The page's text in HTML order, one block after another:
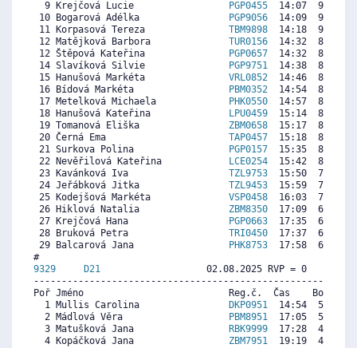
  9 Krejčová Lucie
PGP0455
14:07  9183
10 Bogarová Adélka
PGP9056
14:09  9158
11 Korpasová Tereza TBM9898
14:18  9049
12 Matějková Barbora TUR0156
14:32  8879
12 Štěpová Kateřina
PGP0657
14:32  8879
14 Slavíková Silvie
PGP9751
14:38  8807
15 Hanušová Markéta VRL0852
14:46  8710
16 Bídová Markéta
PBM0352
14:54  8613
17 Metelková Michaela
PHK0550
14:57  8576
18 Hanušová Kateřina
LPU0459
15:14  8370
19 Tomanová Eliška ZBM0658
15:17  8334
20 Černá Ema TAP0457
15:18  8321
21 Surkova Polina
PGP0157
15:35  8115
22 Nevěřilová Kateřina
LCE0254
15:42  8030
23 Kavánková Iva TZL9753
15:50  7933
24 Jeřábková Jitka TZL9453
15:59  7824
25 Kodejšová Markéta VSP0458
16:03  7776
26 Hiklová Natalia ZBM8350
17:09  6975
27 Krejčová Hana
PGP0663
17:35  6660
28 Bruková Petra TRI0450
17:37  6635
29 Balcarová Jana
PHK8753
17:58  6381
9329
D21
02.08.2025 RVP = 0     IP
Poř Jméno                          Reg.č.  Čas    Body
  1 Mullis Carolina
DKP0951
14:54  5803
  2 Mádlová Věra
PBM8951
17:05  5102
  3 Matušková Jana
RBK9999
17:28  4978
  4 Kopáčková Jana
ZBM7951
19:19  4384